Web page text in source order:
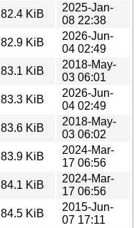
82.4 KiB
2025-Jan-
08 22:38
82.9 KiB
2026-Jun-
04 02:49
83.1 KiB
2018-May-
03 06:01
83.3 KiB
2026-Jun-
04 02:49
83.6 KiB
2018-May-
03 06:02
83.9 KiB
2024-Mar-
17 06:56
84.1 KiB
2024-Mar-
17 06:56
84.5 KiB
2015-Jun-
07 17:11